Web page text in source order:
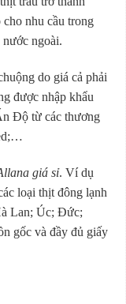
nhu cầu trong
ngoài.
do giá cả phải
được nhập khẩu
Độ từ các thương
giá sỉ. Ví dụ
loại thịt đông lạnh
Lan; Úc; Đức;
gốc và đầy đủ giấy